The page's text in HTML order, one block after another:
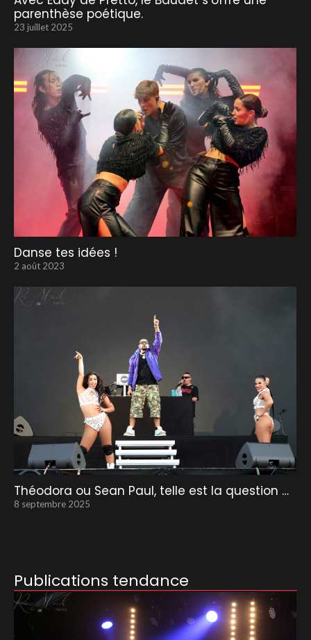
parenthèse poétique.
23 juillet 2025
Danse tes idées !
2 août 2023
Théodora ou Sean Paul, telle est la question …
8 septembre 2025
Publications tendance